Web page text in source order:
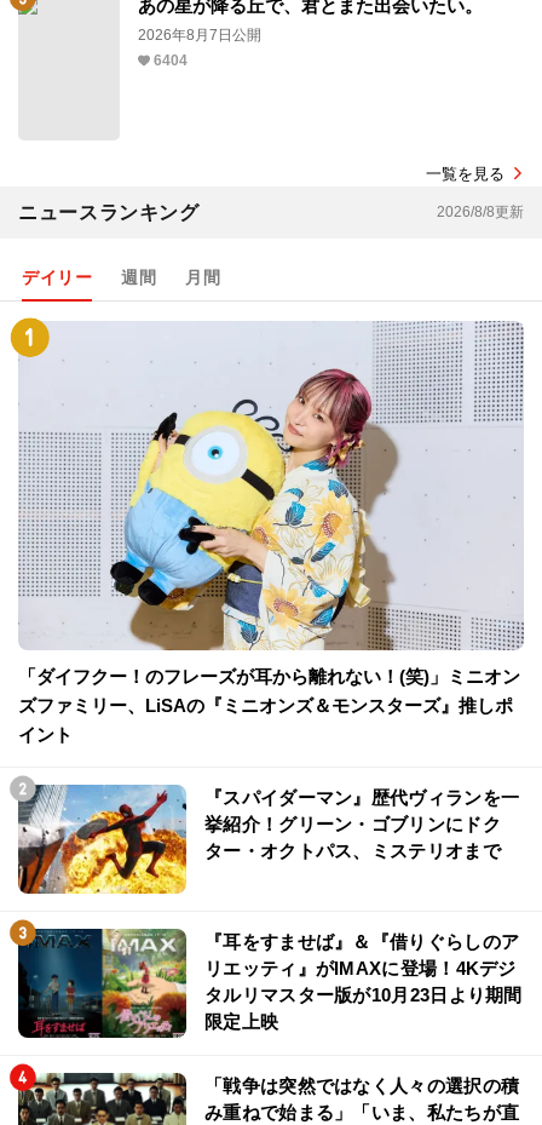
あの星が降る丘で、君とまた出会いたい。
2026年8月7日公開
6404
一覧を見る
ニュースランキング 2026/8/8更新
デイリー 週間 月間
「ダイフクー！のフレーズが耳から離れない！(笑)」ミニオン
ズファミリー、LiSAの『ミニオンズ＆モンスターズ』推しポ
イント
『スパイダーマン』歴代ヴィランを一
挙紹介！グリーン・ゴブリンにドク
ター・オクトパス、ミステリオまで
『耳をすませば』＆『借りぐらしのア
リエッティ』がIMAXに登場！4Kデジ
タルリマスター版が10月23日より期間
限定上映
「戦争は突然ではなく人々の選択の積
み重ねで始まる」「いま、私たちが直